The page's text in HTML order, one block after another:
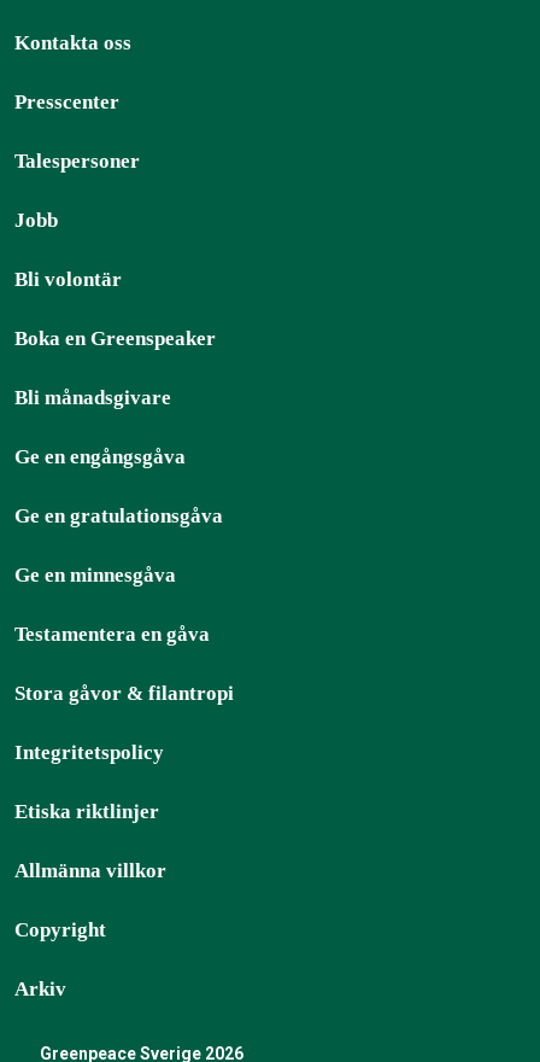
Kontakta oss
Presscenter
Talespersoner
Jobb
Bli volontär
Boka en Greenspeaker
Bli månadsgivare
Ge en engångsgåva
Ge en gratulationsgåva
Ge en minnesgåva
Testamentera en gåva
Stora gåvor & filantropi
Integritetspolicy
Etiska riktlinjer
Allmänna villkor
Copyright
Arkiv
Greenpeace Sverige 2026